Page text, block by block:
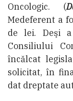
Oncologic. (
Medeferent a
de lei. Deşi
Consiliului
încălcat
solicitat, în
dat dreptate